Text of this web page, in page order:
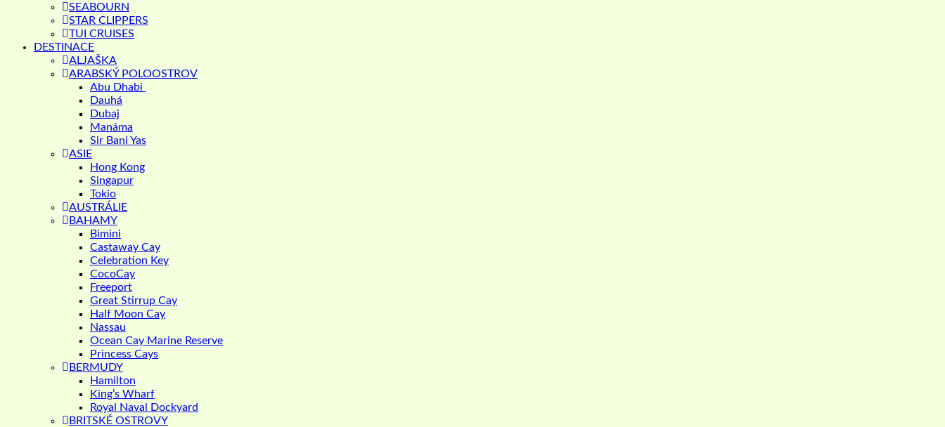
SEABOURN
STAR CLIPPERS
TUI CRUISES
DESTINACE
ALJAŠKA
ARABSKÝ POLOOSTROV
Abu Dhabi
Dauhá
Dubaj
Manáma
Sir Bani Yas
ASIE
Hong Kong
Singapur
Tokio
AUSTRÁLIE
BAHAMY
Bimini
Castaway Cay
Celebration Key
CocoCay
Freeport
Great Stirrup Cay
Half Moon Cay
Nassau
Ocean Cay Marine Reserve
Princess Cays
BERMUDY
Hamilton
King’s Wharf
Royal Naval Dockyard
BRITSKÉ OSTROVY